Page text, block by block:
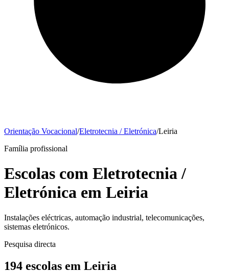
Orientação Vocacional/Eletrotecnia / Eletrónica/Leiria
Família profissional
Escolas com Eletrotecnia /
Eletrónica em Leiria
Instalações eléctricas, automação industrial, telecomunicações,
sistemas eletrónicos.
Pesquisa directa
194 escolas em Leiria